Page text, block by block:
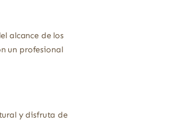
alcance de los
un profesional
y disfruta de